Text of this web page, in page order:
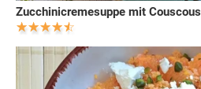
Zucchinicremesuppe mit Couscous